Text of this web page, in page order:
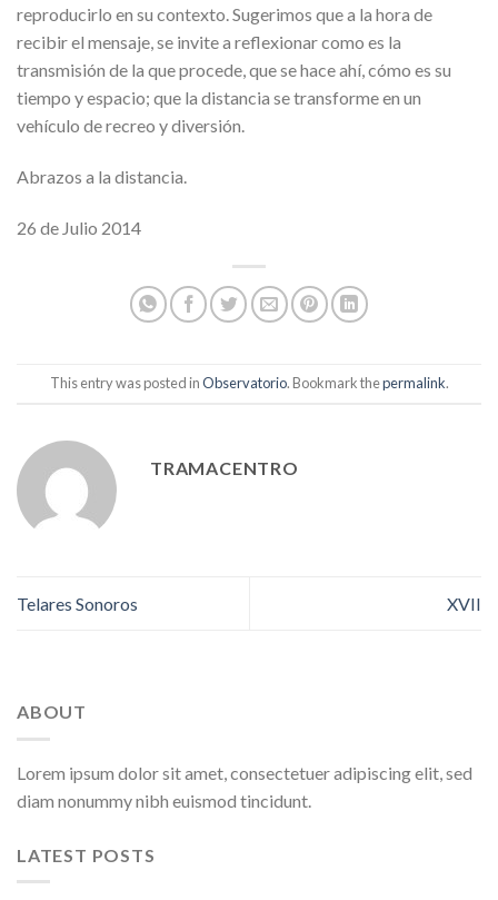
reproducirlo en su contexto. Sugerimos que a la hora de
recibir el mensaje, se invite a reflexionar como es la
transmisión de la que procede, que se hace ahí, cómo es su
tiempo y espacio; que la distancia se transforme en un
vehículo de recreo y diversión.
Abrazos a la distancia.
26 de Julio 2014
This entry was posted inObservatorio. Bookmark thepermalink.
TRAMACENTRO
Telares Sonoros XVII
ABOUT
Lorem ipsum dolor sit amet, consectetuer adipiscing elit, sed
diam nonummy nibh euismod tincidunt.
LATEST POSTS